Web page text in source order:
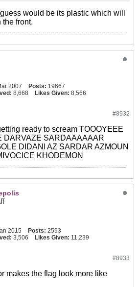
would be its plastic which will
the front.
2007 Posts: 19667
8,668 Likes Given: 8,566
#8932
ready to scream TOOOYEEE
DARVAZE SARDAAAAAAR
DIDANI AZ SARDAR AZMOUN
KHODEMON
2015 Posts: 2593
3,506 Likes Given: 11,239
#8933
makes the flag look more like